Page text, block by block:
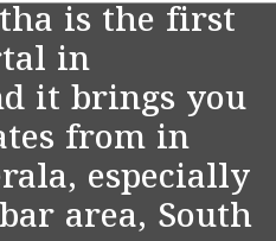
is the first
in
it brings you
from in
especially
area, South